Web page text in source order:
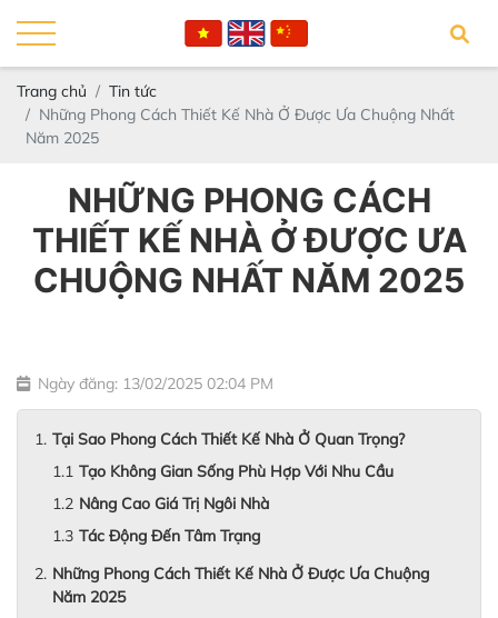
Trang chủ
Tin tức
Những Phong Cách Thiết Kế Nhà Ở Được Ưa Chuộng Nhất
Năm 2025
NHỮNG PHONG CÁCH
THIẾT KẾ NHÀ Ở ĐƯỢC ƯA
CHUỘNG NHẤT NĂM 2025
Ngày đăng: 13/02/2025 02:04 PM
Tại Sao Phong Cách Thiết Kế Nhà Ở Quan Trọng?
Tạo Không Gian Sống Phù Hợp Với Nhu Cầu
Nâng Cao Giá Trị Ngôi Nhà
Tác Động Đến Tâm Trạng
Những Phong Cách Thiết Kế Nhà Ở Được Ưa Chuộng
Năm 2025